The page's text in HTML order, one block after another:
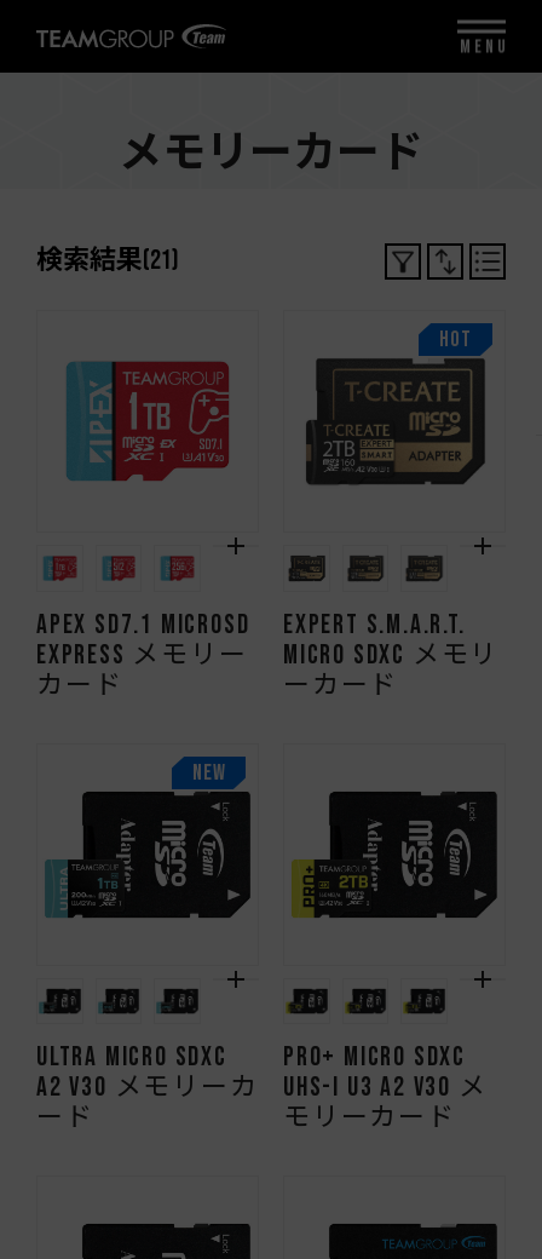
メモリーカード
検索結果(21)
APEX SD7.1 MicroSD
Express メモリー
カード
HOT
EXPERT S.M.A.R.T.
Micro SDXC メモリ
ーカード
NEW
ULTRA Micro SDXC
A2 V30 メモリーカ
ード
PRO+ Micro SDXC
UHS-I U3 A2 V30 メ
モリーカード
MENU